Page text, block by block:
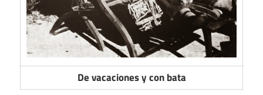
De vacaciones y con bata